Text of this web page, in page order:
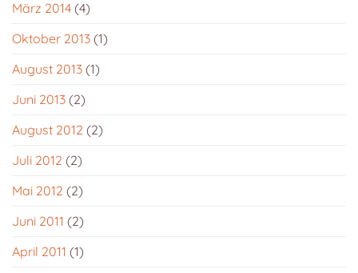
März 2014 (4)
Oktober 2013 (1)
August 2013 (1)
Juni 2013 (2)
August 2012 (2)
Juli 2012 (2)
Mai 2012 (2)
Juni 2011 (2)
April 2011 (1)